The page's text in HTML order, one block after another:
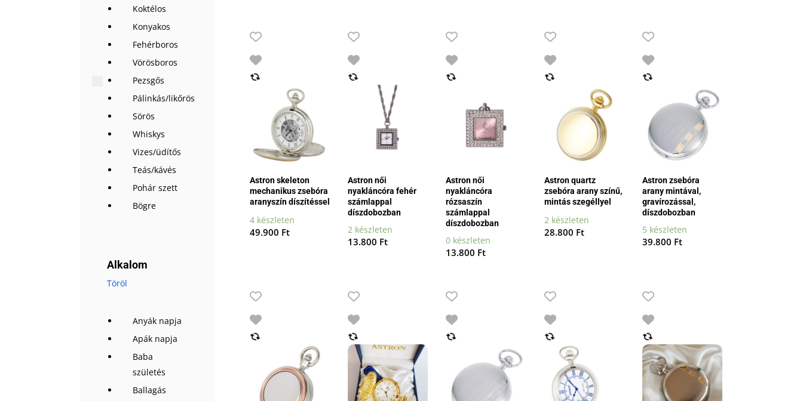
Koktélos
Konyakos
Fehérboros
Vörösboros
Pezsgős
Pálinkás/likőrös
Sörös
Whiskys
Vizes/üdítős
Teás/kávés
Pohár szett
Bögre
Alkalom
Töröl
Anyák napja
Apák napja
Baba
születés
Ballagás
Astron skeleton
mechanikus zsebóra
aranyszín díszítéssel
4 készleten
49.900 Ft
Astron női
nyakláncóra fehér
számlappal
díszdobozban
2 készleten
13.800 Ft
Astron női
nyakláncóra
rózsaszín
számlappal
díszdobozban
0 készleten
13.800 Ft
Astron quartz
zsebóra arany színű,
mintás szegéllyel
2 készleten
28.800 Ft
Astron zsebóra
arany mintával,
gravírozással,
díszdobozban
5 készleten
39.800 Ft